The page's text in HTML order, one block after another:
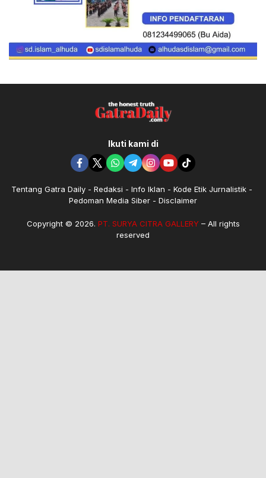
Ikuti kami di
Tentang Gatra Daily Redaksi Info Iklan
Kode Etik Jurnalistik
Pedoman Media Siber
Disclaimer
Copyright © 2026. PT. SURYA CITRA GALLERY– All rights
reserved